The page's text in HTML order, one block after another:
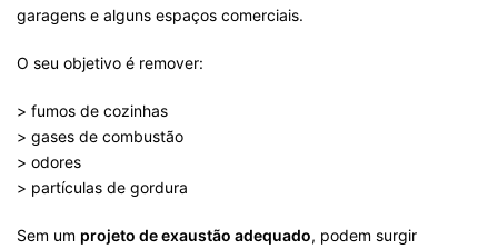
garagens e alguns espaços comerciais.
O seu objetivo é remover:
> fumos de cozinhas
> gases de combustão
> odores
> partículas de gordura
Sem um projeto de exaustão adequado, podem surgir